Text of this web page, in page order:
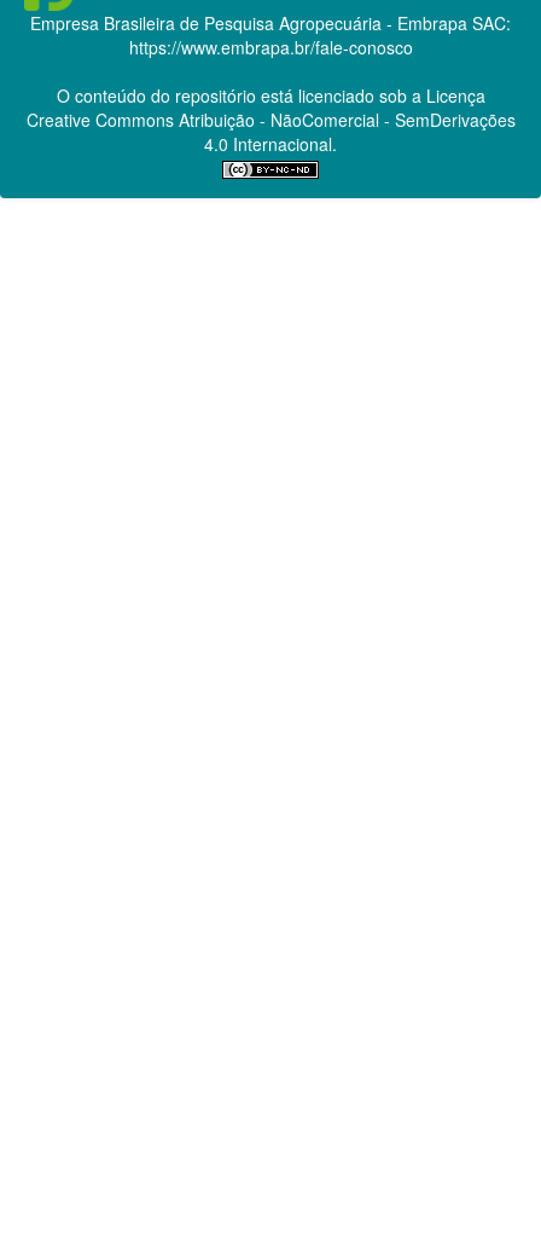
Empresa Brasileira de Pesquisa Agropecuária - Embrapa SAC:
https://www.embrapa.br/fale-conosco
O conteúdo do repositório está licenciado sob a Licença
Creative CommonsAtribuição - NãoComercial - SemDerivações
4.0 Internacional.